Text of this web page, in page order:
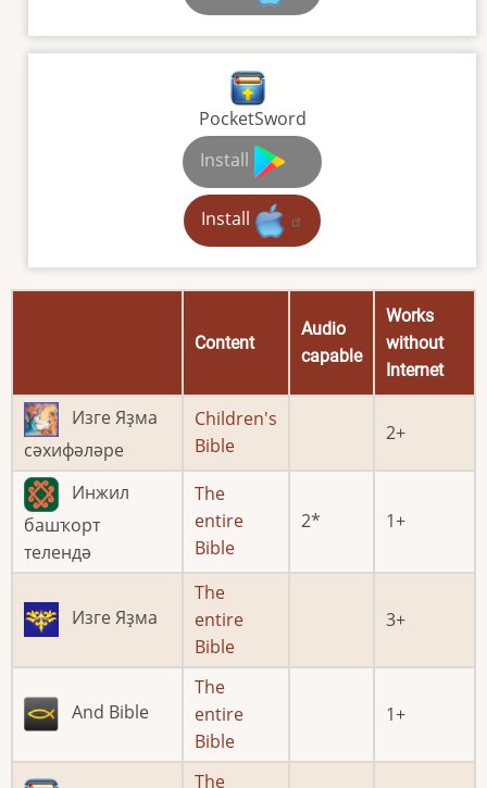
PocketSword
Install
Install
Content
Audio
capable
Works
without
Internet
Изге Яҙма
сәхифәләре
Children's
Bible
2
Инжил
башҡорт
телендә
The
entire
Bible
2 1
Изге Яҙма
The
entire
Bible
3
And Bible
The
entire
Bible
1
The